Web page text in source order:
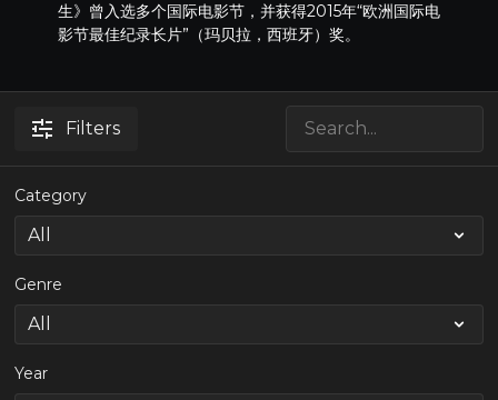
生》曾入选多个国际电影节，并获得2015年“欧洲国际电
影节最佳纪录长片”（玛贝拉，西班牙）奖。
Filters
Category
Genre
Year